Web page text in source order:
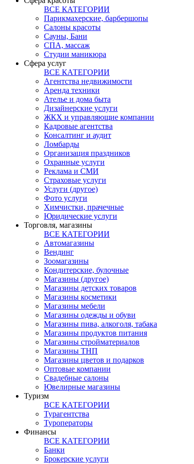
ВСЕ КАТЕГОРИИ
Парикмахерские, барбершопы
Салоны красоты
Сауны, Бани
СПА, массаж
Студии маникюра
Сфера услуг
ВСЕ КАТЕГОРИИ
Агентства недвижимости
Аренда техники
Ателье и дома быта
Дизайнерские услуги
ЖКХ и управляющие компании
Кадровые агентства
Консалтинг и аудит
Ломбарды
Организация праздников
Охранные услуги
Реклама и СМИ
Страховые услуги
Услуги (другое)
Фото услуги
Химчистки, прачечные
Юридические услуги
Торговля, магазины
ВСЕ КАТЕГОРИИ
Автомагазины
Вендинг
Зоомагазины
Кондитерские, булочные
Магазины (другое)
Магазины детских товаров
Магазины косметики
Магазины мебели
Магазины одежды и обуви
Магазины пива, алкоголя, табака
Магазины продуктов питания
Магазины стройматериалов
Магазины ТНП
Магазины цветов и подарков
Оптовые компании
Свадебные салоны
Ювелирные магазины
Туризм
ВСЕ КАТЕГОРИИ
Турагентства
Туроператоры
Финансы
ВСЕ КАТЕГОРИИ
Банки
Брокерские услуги